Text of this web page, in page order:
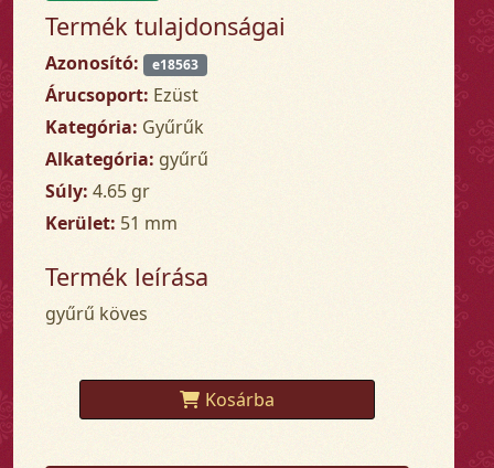
Termék tulajdonságai
Azonosító: e18563
Árucsoport: Ezüst
Kategória: Gyűrűk
Alkategória: gyűrű
Súly: 4.65 gr
Kerület: 51 mm
Termék leírása
gyűrű köves
Kosárba